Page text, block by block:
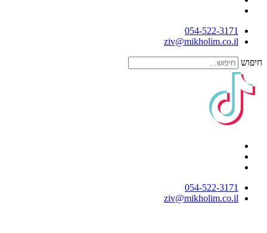
054-522-3171⁩
ziv@mikholim.co.il
054-522-3171⁩
ziv@mikholim.co.il